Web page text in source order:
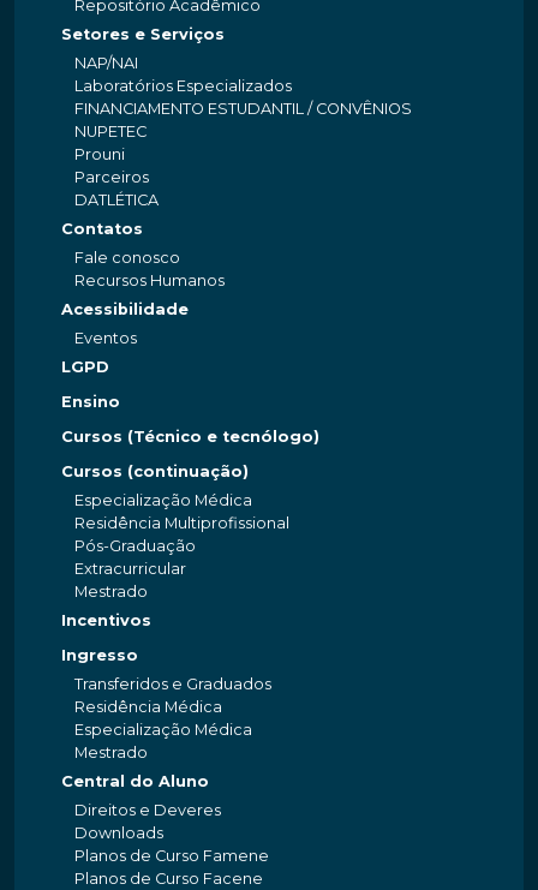
Repositório Acadêmico
Setores e Serviços
NAP/NAI
Laboratórios Especializados
FINANCIAMENTO ESTUDANTIL / CONVÊNIOS
NUPETEC
Prouni
Parceiros
DATLÉTICA
Contatos
Fale conosco
Recursos Humanos
Acessibilidade
Eventos
LGPD
Ensino
Cursos (Técnico e tecnólogo)
Cursos (continuação)
Especialização Médica
Residência Multiprofissional
Pós-Graduação
Extracurricular
Mestrado
Incentivos
Ingresso
Transferidos e Graduados
Residência Médica
Especialização Médica
Mestrado
Central do Aluno
Direitos e Deveres
Downloads
Planos de Curso Famene
Planos de Curso Facene